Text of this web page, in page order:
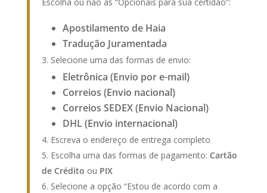
Apostilamento de Haia
Tradução Juramentada
Selecione uma das formas de envio:
Eletrônica (Envio por e-mail)
Correios (Envio nacional)
Correios SEDEX (Envio Nacional)
DHL (Envio internacional)
Escreva o endereço de entrega completo
Escolha uma das formas de pagamento: Cartão
de Crédito ou PIX
Selecione a opção “Estou de acordo com a